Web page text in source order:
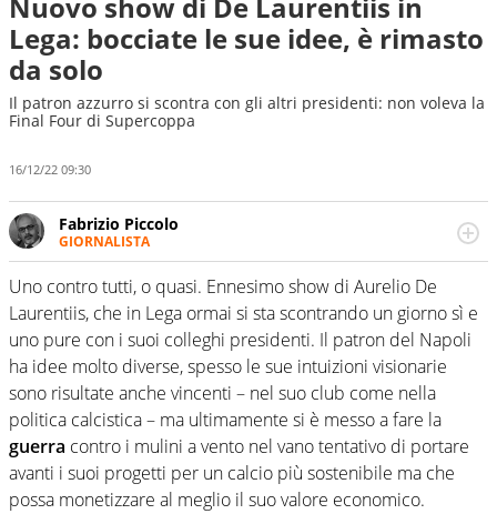
Lega: bocciate le sue idee, è rimasto
da solo
Il patron azzurro si scontra con gli altri presidenti: non voleva la
Final Four di Supercoppa
16/12/22 09:30
Fabrizio Piccolo
GIORNALISTA
Nella sua carriera ha seguito numerose manifestazioni
sportive e collaborato con agenzie e testate. Esperienza,
competenza, conoscenza e memoria storica. Si occupa
prevalentemente di calcio
Uno contro tutti, o quasi. Ennesimo show di Aurelio De
Laurentiis, che in Lega ormai si sta scontrando un giorno sì e
uno pure con i suoi colleghi presidenti. Il patron del Napoli
ha idee molto diverse, spesso le sue intuizioni visionarie
sono risultate anche vincenti – nel suo club come nella
politica calcistica – ma ultimamente si è messo a fare la
guerra contro i mulini a vento nel vano tentativo di portare
avanti i suoi progetti per un calcio più sostenibile ma che
possa monetizzare al meglio il suo valore economico.